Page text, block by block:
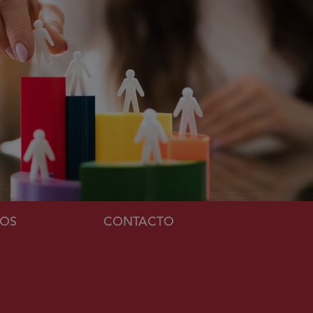
CONTACTO